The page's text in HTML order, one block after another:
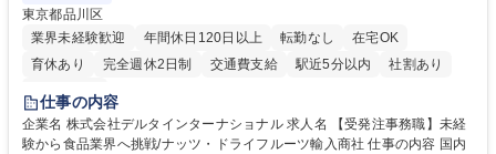
東京都品川区
業界未経験歓迎
年間休日120日以上 転勤なし
在宅OK
育休あり
完全週休2日制 交通費支給 駅近5分以内
社割あり
土日祝休み
仕事の内容
企業名 株式会社デルタインターナショナル 求人名 【受発注事務職】未経
験から食品業界へ挑戦/ナッツ・ドライフルーツ輸入商社 仕事の内容 国内